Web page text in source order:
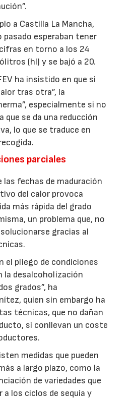
a Castilla La Mancha,
pasado esperaban tener
en torno a los 24
(hl) y se bajó a 20.
ha insistido en que si
tras otra”, la
especialmente si no
que se da una reducción
lo que se traduce en
parciales
las fechas de maduración
del calor provoca
más rápida del grado
un problema que, no
gracias al
el pliego de condiciones
la desalcoholización
grados”, ha
quien sin embargo ha
técnicas, que no dañan
sí conllevan un coste
medidas que pueden
a largo plazo, como la
de variedades que
a los ciclos de sequía y